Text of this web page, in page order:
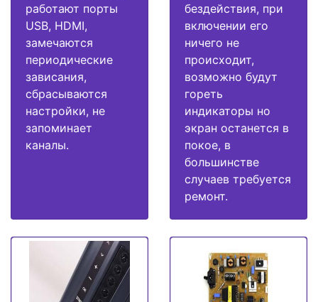
работают порты
USB, HDMI,
замечаются
периодические
зависания,
сбрасываются
настройки, не
запоминает
каналы.
бездействия, при
включении его
ничего не
происходит,
возможно будут
гореть
индикаторы но
экран останется в
покое, в
большинстве
случаев требуется
ремонт.